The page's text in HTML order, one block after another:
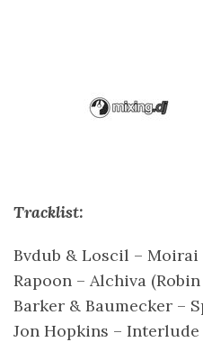
Tracklist:
Bvdub & Loscil –
Rapoon – Alchiva
Barker & Baumecker –
Jon Hopkins –